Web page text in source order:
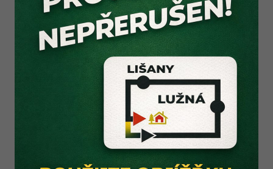
údajů
Informace o zpracování osobních údajů v
souvislosti s odesláním kontaktního formuláře z
webových stránek
podle čl. 13 Nařízení (EU) 2016/679, o ochraně
fyzických osob v souvislosti se zpracováním osobních
údajů (dále jen „Nařízení“)
Správcem Vašich osobních údajů je